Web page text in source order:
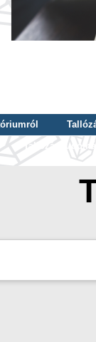
Tallózás